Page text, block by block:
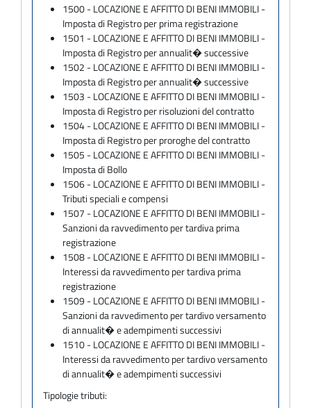
1500 - LOCAZIONE E AFFITTO DI BENI IMMOBILI -
Imposta di Registro per prima registrazione
1501 - LOCAZIONE E AFFITTO DI BENI IMMOBILI -
Imposta di Registro per annualit� successive
1502 - LOCAZIONE E AFFITTO DI BENI IMMOBILI -
Imposta di Registro per annualit� successive
1503 - LOCAZIONE E AFFITTO DI BENI IMMOBILI -
Imposta di Registro per risoluzioni del contratto
1504 - LOCAZIONE E AFFITTO DI BENI IMMOBILI -
Imposta di Registro per proroghe del contratto
1505 - LOCAZIONE E AFFITTO DI BENI IMMOBILI -
Imposta di Bollo
1506 - LOCAZIONE E AFFITTO DI BENI IMMOBILI -
Tributi speciali e compensi
1507 - LOCAZIONE E AFFITTO DI BENI IMMOBILI -
Sanzioni da ravvedimento per tardiva prima
registrazione
1508 - LOCAZIONE E AFFITTO DI BENI IMMOBILI -
Interessi da ravvedimento per tardiva prima
registrazione
1509 - LOCAZIONE E AFFITTO DI BENI IMMOBILI -
Sanzioni da ravvedimento per tardivo versamento
di annualit� e adempimenti successivi
1510 - LOCAZIONE E AFFITTO DI BENI IMMOBILI -
Interessi da ravvedimento per tardivo versamento
di annualit� e adempimenti successivi
Tipologie tributi: